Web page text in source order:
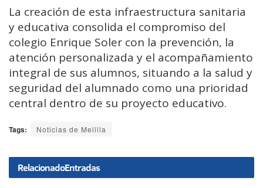
La creación de esta infraestructura sanitaria
y educativa consolida el compromiso del
colegio Enrique Soler con la prevención, la
atención personalizada y el acompañamiento
integral de sus alumnos, situando a la salud y
seguridad del alumnado como una prioridad
central dentro de su proyecto educativo.
Tags: Noticias de Melilla
RelacionadoEntradas